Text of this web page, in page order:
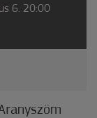
6. 20:00